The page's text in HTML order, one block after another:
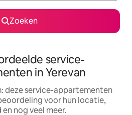
Zoeken
service-
in Yerevan
deze service-appartementen
voor hun locatie,
nog veel meer.